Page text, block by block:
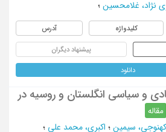
نژاد، غلامحسین ؛
کلیدواژه آدرس
پیشنهاد دیگران
دانلود
و سیاسی انگلستان و روسیه در
مقاله
سیمین ؛ اکبری، محمد علی ؛